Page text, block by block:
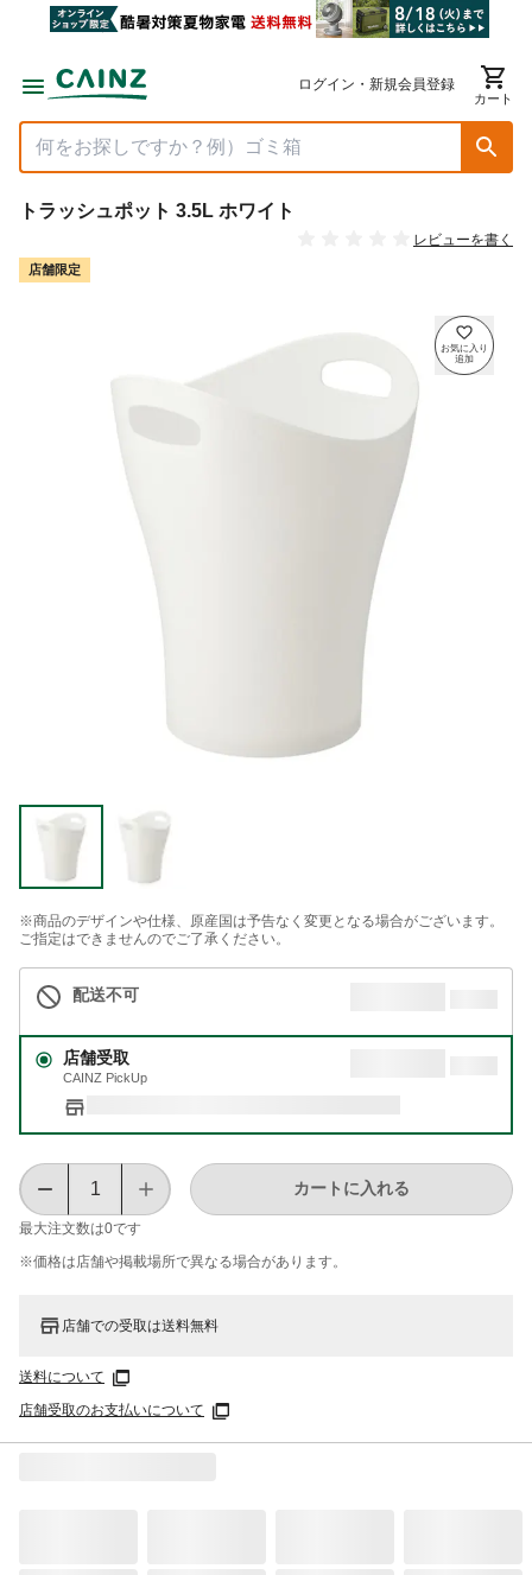
ログイン・新規会員登録
カート
トラッシュポット 3.5L ホワイト
レビューを書く
店舗限定
※商品のデザインや仕様、原産国は予告なく変更となる場合がございます。
ご指定はできませんのでご了承ください。
配送不可
店舗受取
CAINZ PickUp
最大注文数は0です
カートに入れる
※価格は​店舗や​掲載場所で​異なる​場合が​あります。
店舗での受取は送料無料
送料について
店舗受取のお支払いについて